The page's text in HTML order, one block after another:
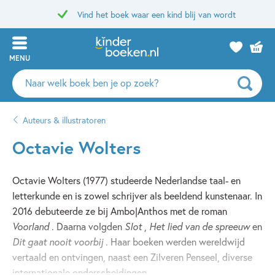
Vind het boek waar een kind blij van wordt
MENU
Zoeken
naar
auteurs
uitgevers
Auteurs & illustratoren
Octavie Wolters
Octavie Wolters (1977) studeerde Nederlandse taal- en
letterkunde en is zowel schrijver als beeldend kunstenaar. In
2016 debuteerde ze bij Ambo|Anthos met de roman
Voorland. Daarna volgden Slot Het lied van de spreeuwen
Dit gaat nooit voorbij. Haar boeken werden wereldwijd
vertaald en ontvingen, naast een Zilveren Penseel, diverse
internationale onderscheidingen.